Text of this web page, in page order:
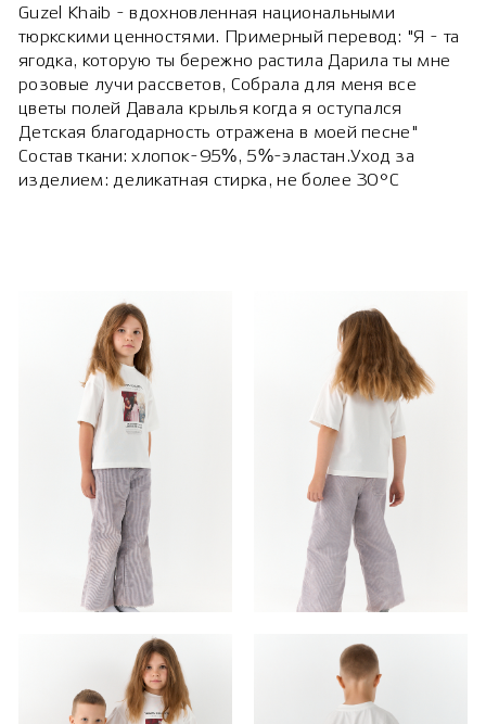
Guzel Khaib - вдохновленная национальными
тюркскими ценностями. Примерный перевод: "Я - та
ягодка, которую ты бережно растила Дарила ты мне
розовые лучи рассветов, Собрала для меня все
цветы полей Давала крылья когда я оступался
Детская благодарность отражена в моей песне"
Состав ткани: хлопок-95%, 5%-эластан.Уход за
изделием: деликатная стирка, не более 30°C